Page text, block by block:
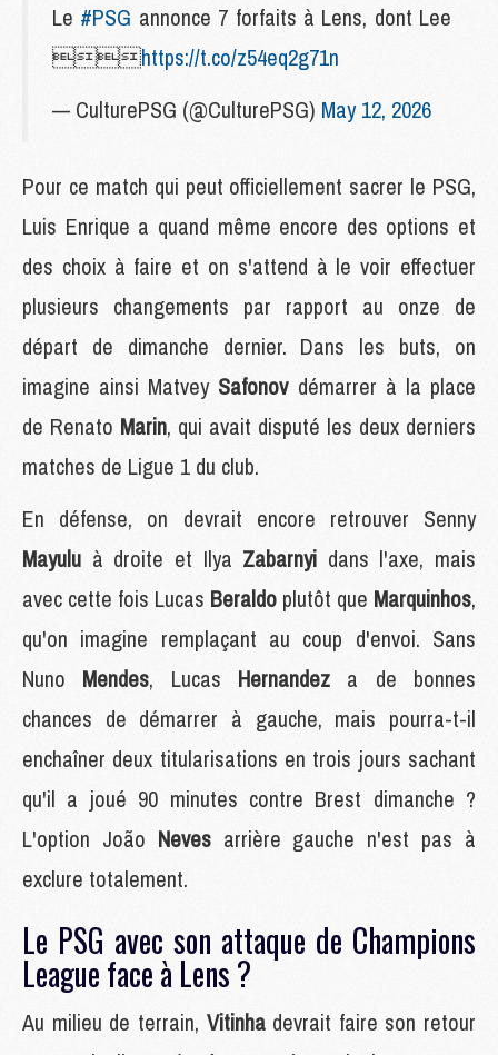
Le #PSG annonce 7 forfaits à Lens, dont Lee
https://t.co/z54eq2g71n
— CulturePSG (@CulturePSG) May 12, 2026
Pour ce match qui peut officiellement sacrer le PSG,
Luis Enrique a quand même encore des options et
des choix à faire et on s'attend à le voir effectuer
plusieurs changements par rapport au onze de
départ de dimanche dernier. Dans les buts, on
imagine ainsi Matvey Safonov démarrer à la place
de Renato Marin, qui avait disputé les deux derniers
matches de Ligue 1 du club.
En défense, on devrait encore retrouver Senny
Mayulu à droite et Ilya Zabarnyi dans l'axe, mais
avec cette fois Lucas Beraldo plutôt que Marquinhos,
qu'on imagine remplaçant au coup d'envoi. Sans
Nuno Mendes, Lucas Hernandez a de bonnes
chances de démarrer à gauche, mais pourra-t-il
enchaîner deux titularisations en trois jours sachant
qu'il a joué 90 minutes contre Brest dimanche ?
L'option João Neves arrière gauche n'est pas à
exclure totalement.
Le PSG avec son attaque de Champions
League face à Lens ?
Au milieu de terrain, Vitinha devrait faire son retour